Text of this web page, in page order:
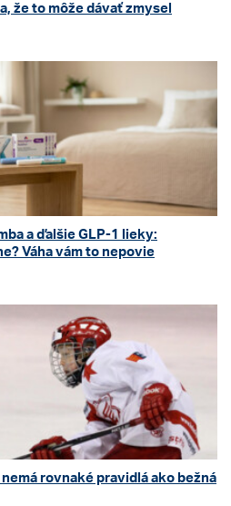
že to môže dávať zmysel
a ďalšie GLP-1 lieky:
Váha vám to nepovie
rovnaké pravidlá ako bežná